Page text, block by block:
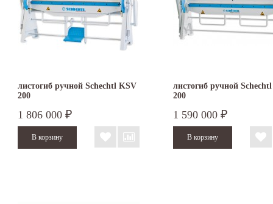
листогиб ручной Schechtl KSV
200
1 806 000 ₽
листогиб ручной
200
1 590 000 ₽